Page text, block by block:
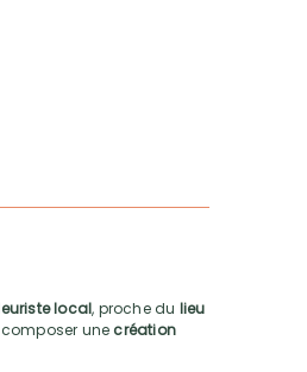
local, proche du lieu
une création